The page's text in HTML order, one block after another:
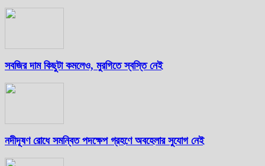
সবজির দাম কিছুটা কমলেও, মুরগিতে স্বস্তি নেই
নদীদূষণ রোধে সমন্বিত পদক্ষেপ গ্রহণে অবহেলার সুযোগ নেই